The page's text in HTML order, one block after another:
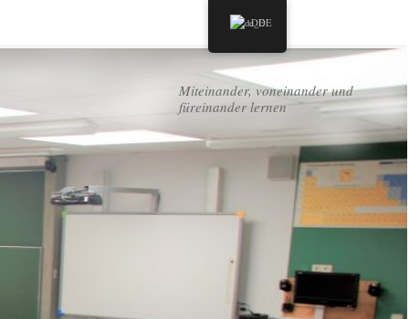
Miteinander, voneinander und
füreinander lernen
DE